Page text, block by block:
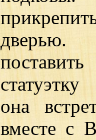
она
вместе с